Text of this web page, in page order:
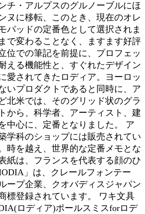
チ・アルプスのグルノーブルにほ
ヌに移転、このとき、現在のオレ
パッドの定番色として選択されま
で変わることなく、ますます好評
位での筆記を前提に、プロフェッ
える機能性と、すぐれたデザイン
愛されてきたロディア。ヨーロッ
いプロダクトであると同時に、ア
北米では、そのグリッド状のグラ
から、科学者、アーティスト、建
中心に、定番となりました。 ア
学科のショップには販売されてい
時を越え、世界的な定番メモとな
紙は、フランスを代表する顔のひ
」は、クレールフォンテー
ープ企業、クオバディスジャパン
標登録されています。 ワキ文具
ロディア)ポールスミスforロデ